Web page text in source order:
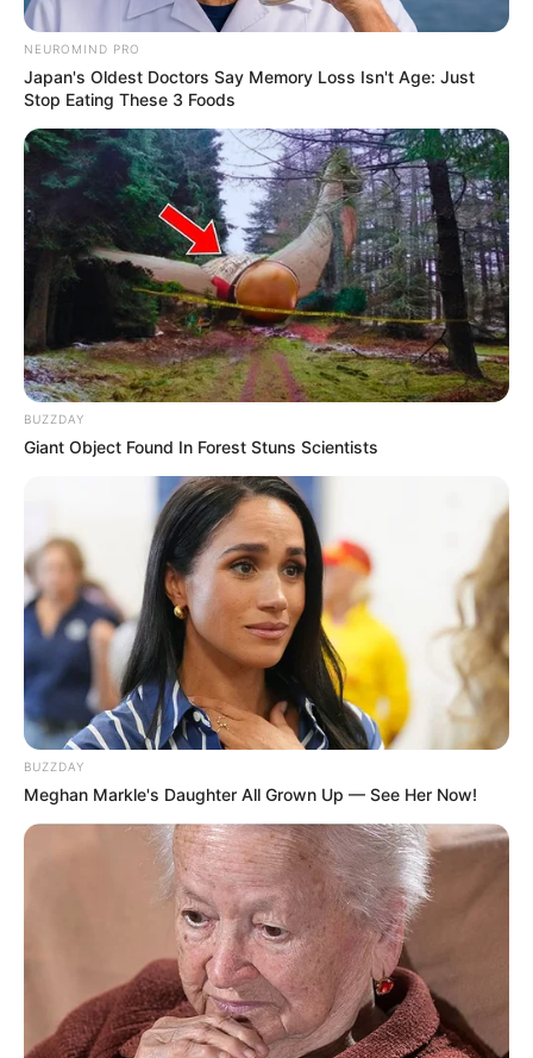
NEUROMIND PRO
Japan's Oldest Doctors Say Memory Loss Isn't Age: Just
Stop Eating These 3 Foods
BUZZDAY
Giant Object Found In Forest Stuns Scientists
BUZZDAY
Meghan Markle's Daughter All Grown Up — See Her Now!